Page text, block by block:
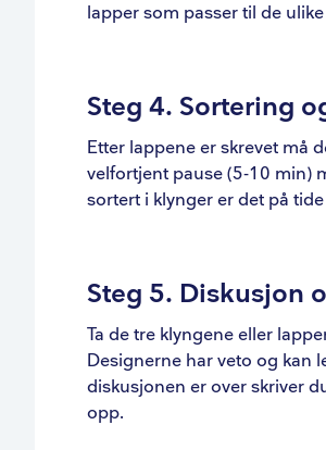
lapper som passer til de
Steg 4. Sortering
Etter lappene er skrevet må
velfortjent pause (5-10 min)
sortert i klynger er det på
Steg 5. Diskusjon
Ta de tre klyngene eller
Designerne har veto og kan
diskusjonen er over skriver
opp.